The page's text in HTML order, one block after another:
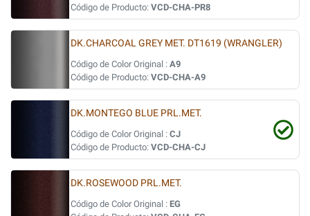
Código de Producto: VCD-CHA-PR8
DK.CHARCOAL GREY MET. DT1619 (WRANGLER)
Código de Color Original : A9
Código de Producto: VCD-CHA-A9
DK.MONTEGO BLUE PRL.MET.
Código de Color Original : CJ
Código de Producto: VCD-CHA-CJ
DK.ROSEWOOD PRL.MET.
Código de Color Original : EG